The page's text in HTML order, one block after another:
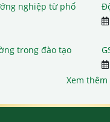
nghiệp từ phổ
trong đào tạo
Xem thêm